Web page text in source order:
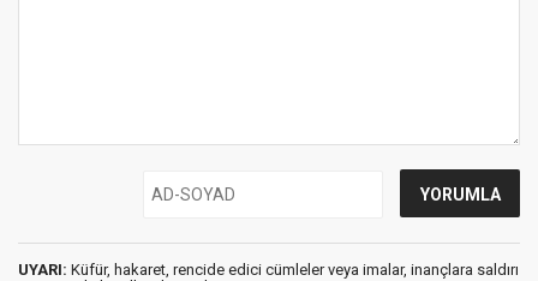
UYARI: Küfür, hakaret, rencide edici cümleler veya imalar, inançlara saldırı